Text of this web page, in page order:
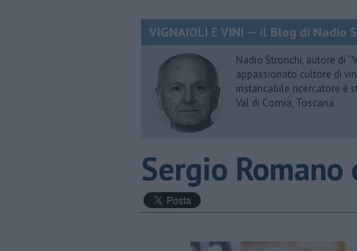
VIGNAIOLI E VINI — il Blog di Nadio
Nadio Stronchi, autore di
appassionato cultore di
instancabile ricercatore è
Val di Cornia, Toscana
Sergio